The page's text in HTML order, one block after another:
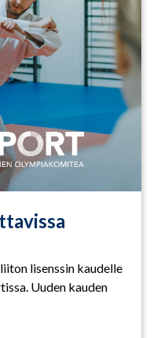
lisenssin kaudelle
Uuden kauden